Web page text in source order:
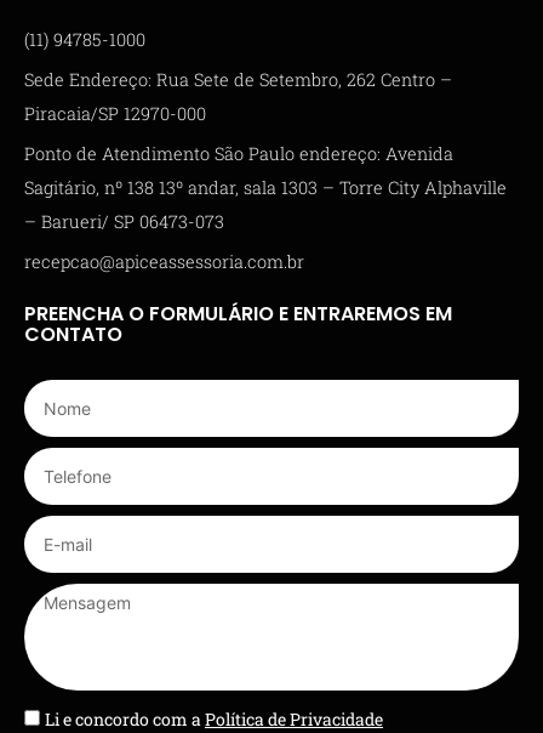
(11) 94785-1000
Sede Endereço: Rua Sete de Setembro, 262 Centro –
Piracaia/SP 12970-000
Ponto de Atendimento São Paulo endereço: Avenida
Sagitário, nº 138 13º andar, sala 1303 – Torre City Alphaville
– Barueri/ SP 06473-073
recepcao@apiceassessoria.com.br
PREENCHA O FORMULÁRIO E ENTRAREMOS EM
CONTATO
Li e concordo com aPolítica de Privacidade